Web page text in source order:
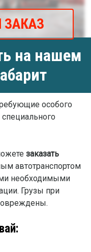
на нашем
особого
заказать
автотранспортом
необходимыми
Грузы при